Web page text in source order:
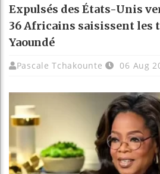
Expulsés des États-Unis
36 Africains saisissent les
Yaoundé
Pascale Tchakounte 06 Aug